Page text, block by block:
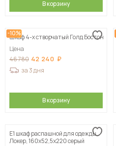
В корзину
-10%
Шкаф 4-х створчатый Голд Бостон
Цена
46 780 42 240
за 3 дня
В корзину
Е1 шкаф распашной для одежды
Локер, 160х52,5х220 серый